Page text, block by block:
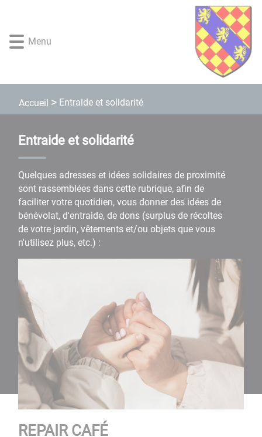
rapide
au
rapide
au
rapide
rapide
au
page
Menu
Accueil Entraide et solidarité
Entraide et solidarité
Quelques adresses et idées solidaires de proximité
sont rassemblées dans cette rubrique, afin de
faciliter votre quotidien, vous donner des idées de
bénévolat, d'entraide, de dons (surplus de récoltes
de votre jardin, vêtements et/ou objets que vous
n'utilisez plus, etc.) :
REPAIR CAFÉ